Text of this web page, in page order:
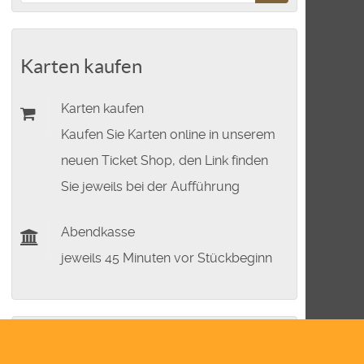
Karten kaufen
Karten kaufen
Kaufen Sie Karten online in unserem
neuen Ticket Shop, den Link finden
Sie jeweils bei der Aufführung
Abendkasse
jeweils 45 Minuten vor Stückbeginn